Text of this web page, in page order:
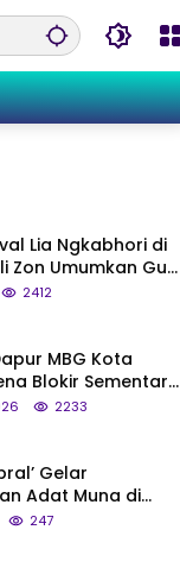
Lia Ngkabhori di
Zon Umumkan Gua
Segera Naik Status
2412
MBG Kota
Blokir Sementara
2233
Gelar
Adat Muna di
Ridwan Bae:
247